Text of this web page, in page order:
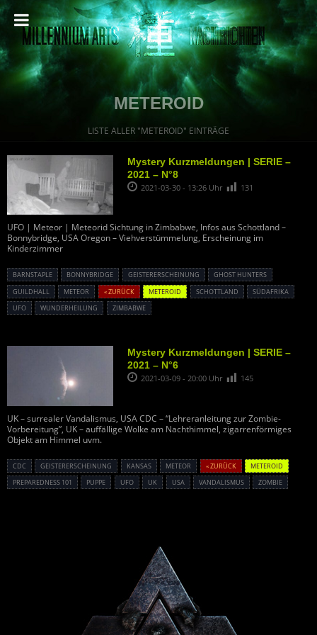
METEROID
LISTE ALLER "METEROID" EINTRÄGE
Mystery Kurzmeldungen | SERIE –
2021 – N°8
2021-03-30 - 13:26 Uhr 131
UFO | Meteor | Meteorid Sichtung in Zimbabwe, Infos aus Schottland –
Bonnybridge, USA Oregon – Viehverstümmelung, Erscheinung im
Kinderzimmer
BARNSTAPLE BONNYBRIDGE GEISTERERSCHEINUNG
GHOST HUNTERS
GUILDHALL
METEOR « ZURÜCK METEROID SCHOTTLAND
SÜDAFRIKA
UFO
WUNDERHEILUNG ZIMBABWE
Mystery Kurzmeldungen | SERIE –
2021 – N°6
2021-03-09 - 20:00 Uhr 145
UK – surrealer Vandalismus, USA CDC – “Lehreranleitung zur Zombie-
Vorbereitung”, UK – auffällige Wolke am Nachthimmel, zigarrenförmiges
Objekt am Himmel uvm.
CDC GEISTERERSCHEINUNG KANSAS METEOR « ZURÜCK
METEROID
PREPAREDNESS 101
PUPPE UFO UK USA VANDALISMUS ZOMBIE
Powered By :